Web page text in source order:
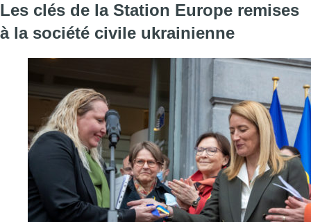
Les clés de la Station Europe remises
à la société civile ukrainienne